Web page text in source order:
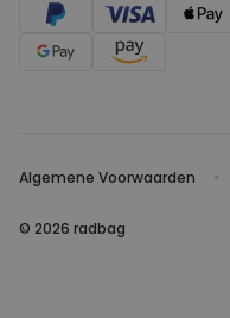
Algemene Voorwaarden
© 2026 radbag